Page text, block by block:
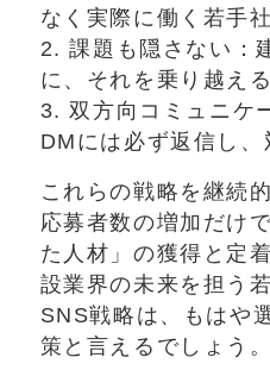
なく実際に働く若手
2. 課題も隠さない：
に、それを乗り越え
3. 双方向コミュニケ
DMには必ず返信し、
これらの戦略を継続
応募者数の増加だけ
た人材」の獲得と定
設業界の未来を担う
SNS戦略は、もはや
策と言えるでしょう。